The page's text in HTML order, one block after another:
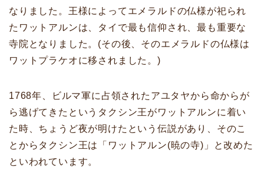
なりました。王様によってエメラルドの仏様が祀られ
たワットアルンは、タイで最も信仰され、最も重要な
寺院となりました。(その後、そのエメラルドの仏様は
ワットプラケオに移されました。)
1768年、ビルマ軍に占領されたアユタヤから命からが
ら逃げてきたというタクシン王がワットアルンに着い
た時、ちょうど夜が明けたという伝説があり、そのこ
とからタクシン王は「ワットアルン(暁の寺)」と改めた
といわれています。